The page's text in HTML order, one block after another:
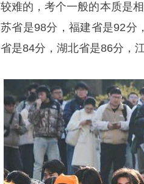
较难的，考个一般的本质是
苏省是98分，福建省是92分
省是84分，湖北省是86分，